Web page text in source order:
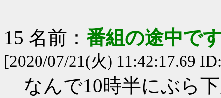
15 名前： 番組の途中で
[2020/07/21(火) 11:42:17.69
なんで10時半にぶら